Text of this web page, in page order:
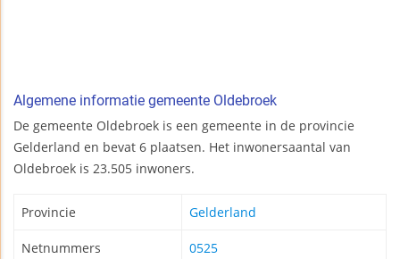
Algemene informatie gemeente Oldebroek
De gemeente Oldebroek is een gemeente in de provincie
Gelderland en bevat 6 plaatsen. Het inwonersaantal van
Oldebroek is 23.505 inwoners.
Provincie Gelderland
Netnummers
0525